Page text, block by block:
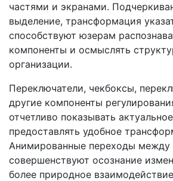
частями и экранами.
выделение, трансформация
способствуют юзерам
компоненты и осмыслять
организации.
Переключатели, чекбоксы,
другие компоненты
отчетливо показывать
предоставлять удобное
Анимированные переходы
совершенствуют осознание
более природное